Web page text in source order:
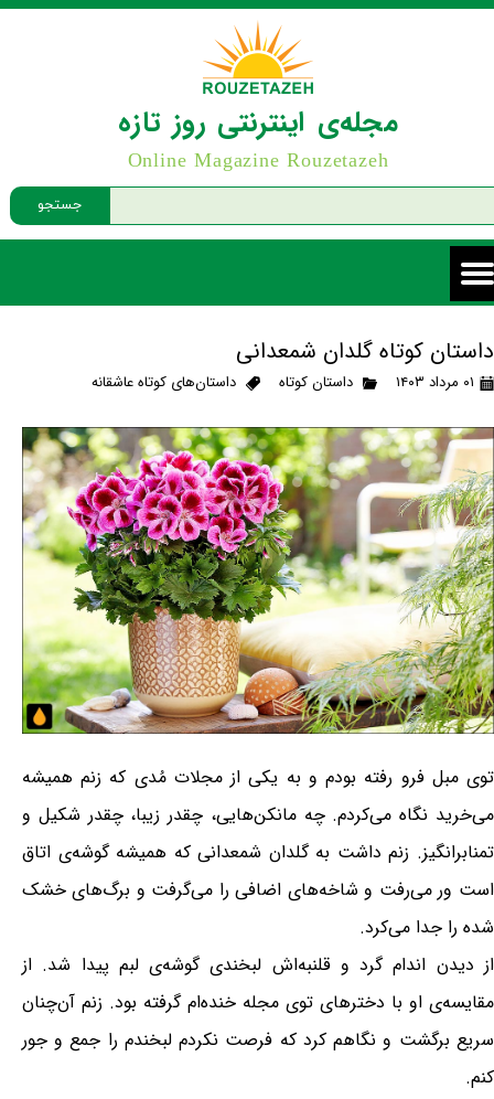
جستجو
مجله‌ی اینترنتی روز تازه
Online Magazine Rouzetazeh
داستان کوتاه گلدان شمعدانی
۰۱ مرداد ۱۴۰۳ داستان کوتاه داستان‌های کوتاه عاشقانه
توی مبل فرو رفته بودم و به یکی از مجلات مُدی که زنم همیشه
می‌خرید نگاه می‌کردم. چه مانکن‌هایی، چقدر زیبا، چقدر شکیل و
تمنابرانگیز. زنم داشت به گلدان شمعدانی که همیشه گوشه‌ی اتاق
است ور می‌رفت و شاخه‌های اضافی را می‌گرفت و برگ‌های خشک
شده را جدا می‌کرد.
از دیدن اندام گرد و قلنبه‌اش لبخندی گوشه‌ی لبم پیدا شد. از
مقایسه‌ی او با دخترهای توی مجله خنده‌ام گرفته بود. زنم آن‌چنان
سریع برگشت و نگاهم کرد که فرصت نکردم لبخندم را جمع و جور
کنم.